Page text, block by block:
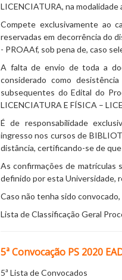
LICENCIATURA, na modalidade
Compete exclusivamente ao
reservadas em decorrência do
- PROAAf, sob pena de, caso
A falta de envio de toda a
considerado como
subsequentes do Edital do
LICENCIATURA E FÍSICA –
É de responsabilidade
ingresso nos cursos de
distância, certificando-se de
As confirmações de matrículas
definido por esta Universidade,
Caso não tenha sido
Lista de Classificação Geral
5ª Convocação PS 2020
5ª Lista de Convocados